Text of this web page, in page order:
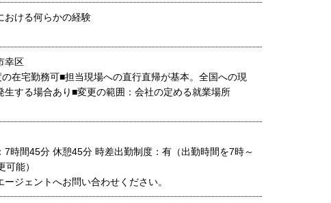
おける何らかの経験
幸区
在宅勤務可■担当現場への直行直帰が基本。全国への現
生する場合あり■変更の範囲：会社の定める就業場所
7時間45分 休憩45分 時差出勤制度：有（出勤時間を7時～
可能）
ジェントへお問い合わせください。